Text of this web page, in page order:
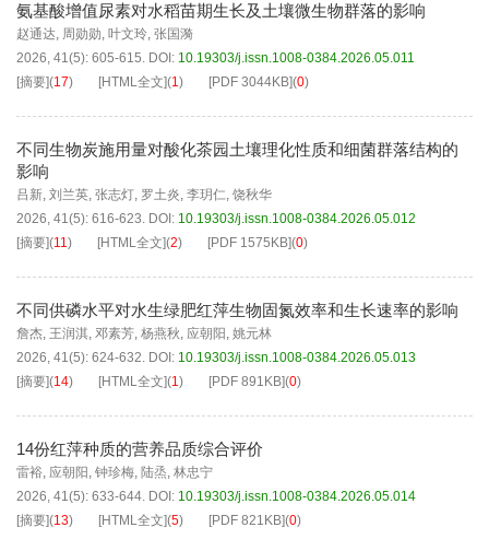
氨基酸增值尿素对水稻苗期生长及土壤微生物群落的影响
赵通达, 周勋勋, 叶文玲, 张国漪
2026, 41(5): 605-615. DOI: 10.19303/j.issn.1008-0384.2026.05.011
[摘要](17) [HTML全文](1) [PDF 3044KB](0)
不同生物炭施用量对酸化茶园土壤理化性质和细菌群落结构的
影响
吕新, 刘兰英, 张志灯, 罗土炎, 李玥仁, 饶秋华
2026, 41(5): 616-623. DOI: 10.19303/j.issn.1008-0384.2026.05.012
[摘要](11) [HTML全文](2) [PDF 1575KB](0)
不同供磷水平对水生绿肥红萍生物固氮效率和生长速率的影响
詹杰, 王润淇, 邓素芳, 杨燕秋, 应朝阳 , 姚元林
2026, 41(5): 624-632. DOI: 10.19303/j.issn.1008-0384.2026.05.013
[摘要](14) [HTML全文](1) [PDF 891KB](0)
14份红萍种质的营养品质综合评价
雷裕, 应朝阳 , 钟珍梅, 陆烝, 林忠宁
2026, 41(5): 633-644. DOI: 10.19303/j.issn.1008-0384.2026.05.014
[摘要](13) [HTML全文](5) [PDF 821KB](0)